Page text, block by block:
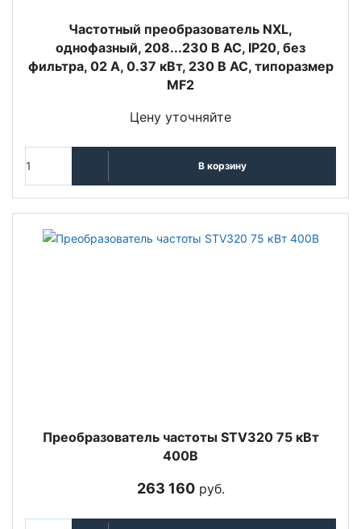
Частотный преобразователь NXL,
однофазный, 208...230 В АС, IP20, без
фильтра, 02 A, 0.37 кВт, 230 В AC, типоразмер
MF2
Цену уточняйте
В корзину
Преобразователь частоты STV320 75 кВт
400В
263 160руб.